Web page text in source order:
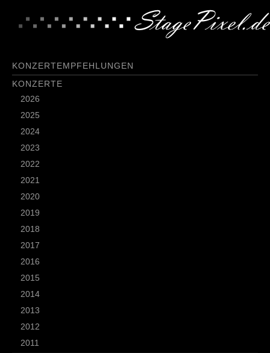
KONZERTEMPFEHLUNGEN
KONZERTE
2026
2025
2024
2023
2022
2021
2020
2019
2018
2017
2016
2015
2014
2013
2012
2011